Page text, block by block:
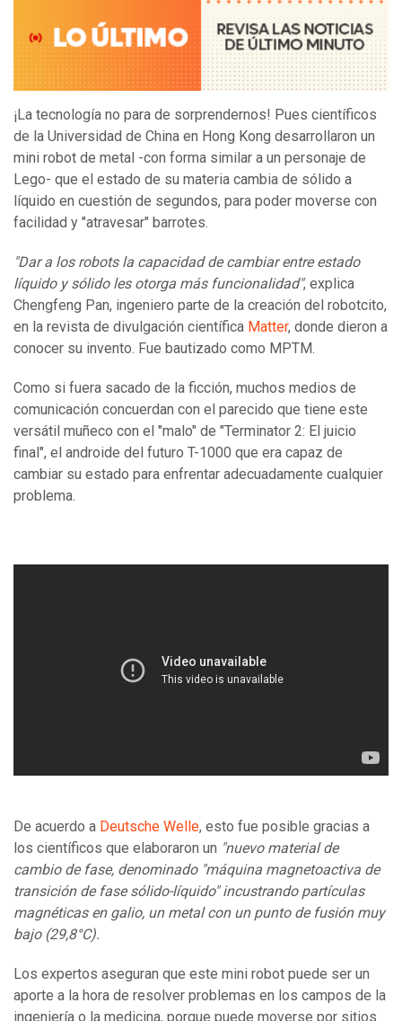
¡La tecnología no para de sorprendernos! Pues científicos
de la Universidad de China en Hong Kong desarrollaron un
mini robot de metal -con forma similar a un personaje de
Lego- que el estado de su materia cambia de sólido a
líquido en cuestión de segundos, para poder moverse con
facilidad y "atravesar" barrotes.
"Dar a los robots la capacidad de cambiar entre estado
líquido y sólido les otorga más funcionalidad", explica
Chengfeng Pan, ingeniero parte de la creación del robotcito,
en la revista de divulgación científica Matter, donde dieron a
conocer su invento. Fue bautizado como MPTM.
Como si fuera sacado de la ficción, muchos medios de
comunicación concuerdan con el parecido que tiene este
versátil muñeco con el "malo" de "Terminator 2: El juicio
final", el androide del futuro T-1000 que era capaz de
cambiar su estado para enfrentar adecuadamente cualquier
problema.
De acuerdo a Deutsche Welle, esto fue posible gracias a
los científicos que elaboraron un "nuevo material de
cambio de fase, denominado "máquina magnetoactiva de
transición de fase sólido-líquido" incustrando partículas
magnéticas en galio, un metal con un punto de fusión muy
bajo (29,8°C).
Los expertos aseguran que este mini robot puede ser un
aporte a la hora de resolver problemas en los campos de la
ingeniería o la medicina, porque puede moverse por sitios